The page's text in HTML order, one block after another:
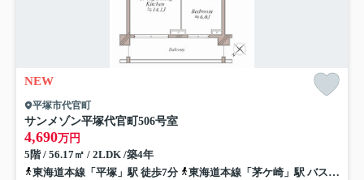
NEW
平塚市代官町
サンメゾン平塚代官町 506号室
4,690万円
5階 / 56.17㎡ / 2LDK /築4年
東海道本線「平塚」駅 徒歩7分
東海道本線「茅ケ崎」駅 バス17分 神奈川中央交通「松原（神奈川県）」 停歩8分